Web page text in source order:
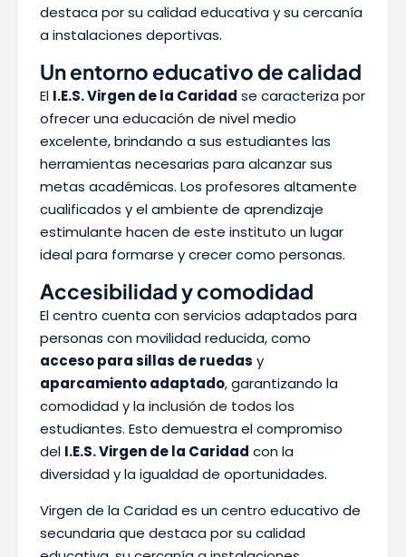
destaca por su calidad educativa y su cercanía
a instalaciones deportivas.
Un entorno educativo de calidad
El I.E.S. Virgen de la Caridad se caracteriza por
ofrecer una educación de nivel medio
excelente, brindando a sus estudiantes las
herramientas necesarias para alcanzar sus
metas académicas. Los profesores altamente
cualificados y el ambiente de aprendizaje
estimulante hacen de este instituto un lugar
ideal para formarse y crecer como personas.
Accesibilidad y comodidad
El centro cuenta con servicios adaptados para
personas con movilidad reducida, como
acceso para sillas de ruedas y
aparcamiento adaptado, garantizando la
comodidad y la inclusión de todos los
estudiantes. Esto demuestra el compromiso
del I.E.S. Virgen de la Caridad con la
diversidad y la igualdad de oportunidades.
Virgen de la Caridad es un centro educativo de
secundaria que destaca por su calidad